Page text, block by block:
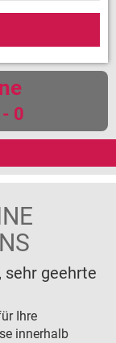
0
sehr geehrte
Ihre
innerhalb